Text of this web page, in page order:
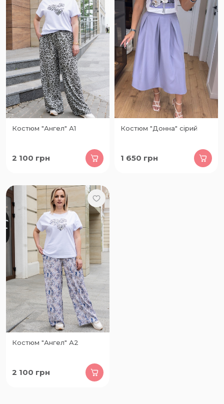
Костюм "Ангел" А1
2 100 грн
Костюм "Донна" сірий
1 650 грн
Костюм "Ангел" А2
2 100 грн